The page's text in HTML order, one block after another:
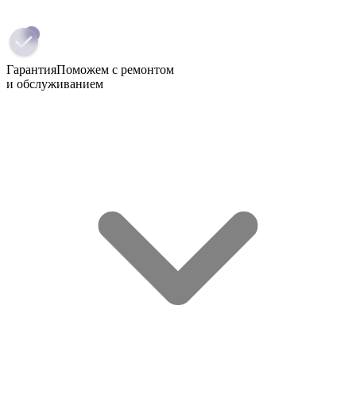
ГарантияПоможем с ремонтом
и обслуживанием